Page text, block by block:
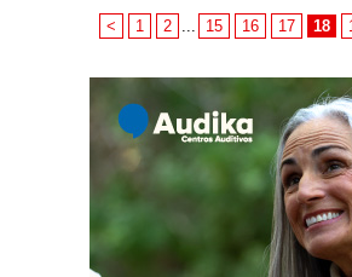
< 1 2 15 16 17 18